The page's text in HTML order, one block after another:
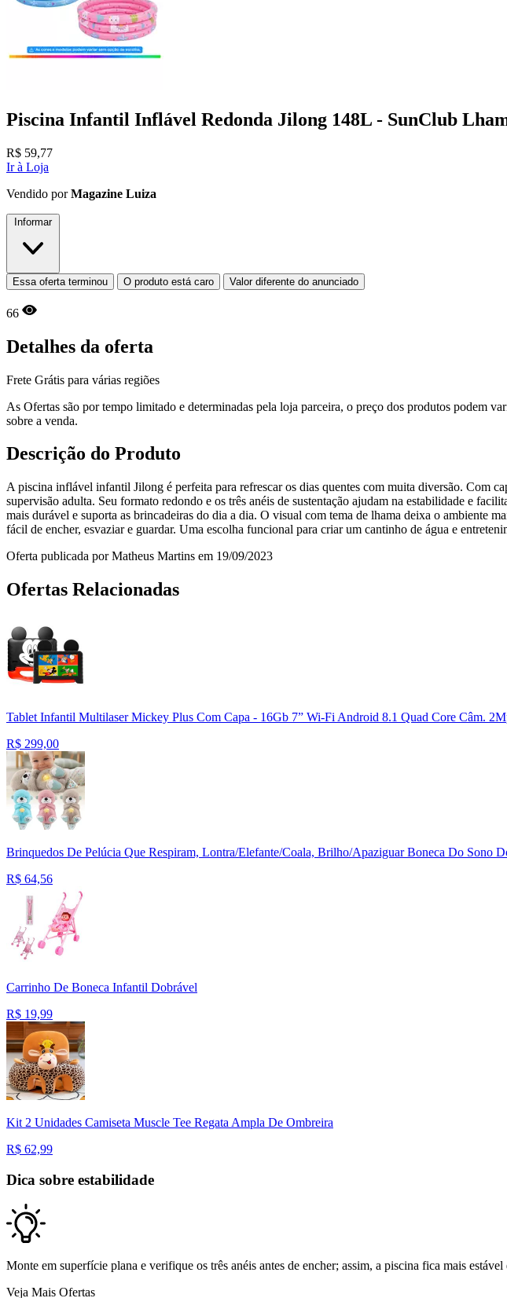
Piscina Infantil Inflável Redonda Jilong 148L - SunClub
R$ 59,77
Ir à Loja
Vendido porMagazine Luiza
Informar
Essa oferta terminou O produto está caro Valor diferente do anunciado
66
Detalhes da oferta
Frete Grátis para várias regiões
As Ofertas são por tempo limitado e determinadas pela loja parceira, o preço dos produtos podem
sobre a venda.
Descrição do Produto
A piscina inflável infantil Jilong é perfeita para refrescar os dias quentes com muita diversão. Com
supervisão adulta. Seu formato redondo e os três anéis de sustentação ajudam na estabilidade e
mais durável e suporta as brincadeiras do dia a dia. O visual com tema de lhama deixa o ambiente
fácil de encher, esvaziar e guardar. Uma escolha funcional para criar um cantinho de água e
Oferta publicada por Matheus Martins em 19/09/2023
Ofertas Relacionadas
Tablet Infantil Multilaser Mickey Plus Com Capa - 16Gb 7” Wi-Fi Android 8.1 Quad Core Câm.
R$ 299,00
Brinquedos De Pelúcia Que Respiram, Lontra/Elefante/Coala, Brilho/Apaziguar Boneca Do Sono
R$ 64,56
Carrinho De Boneca Infantil Dobrável
R$ 19,99
Kit 2 Unidades Camiseta Muscle Tee Regata Ampla De Ombreira
R$ 62,99
Dica sobre estabilidade
Monte em superfície plana e verifique os três anéis antes de encher; assim, a piscina fica mais
Veja Mais Ofertas